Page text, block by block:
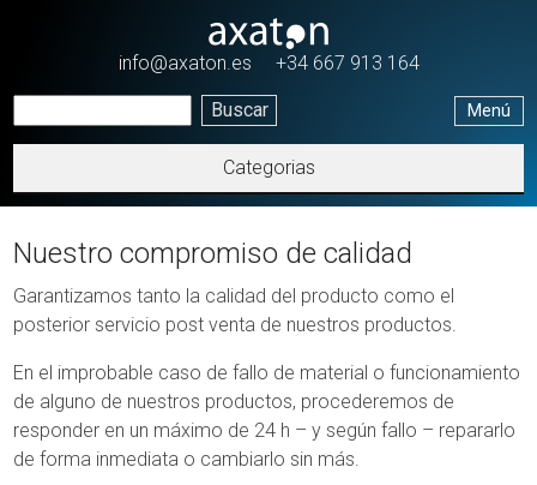
info@axaton.es +34 667 913 164
Menú
Categorias
Nuestro compromiso de calidad
Garantizamos tanto la calidad del producto como el
posterior servicio post venta de nuestros productos.
En el improbable caso de fallo de material o funcionamiento
de alguno de nuestros productos, procederemos de
responder en un máximo de 24 h – y según fallo – repararlo
de forma inmediata o cambiarlo sin más.